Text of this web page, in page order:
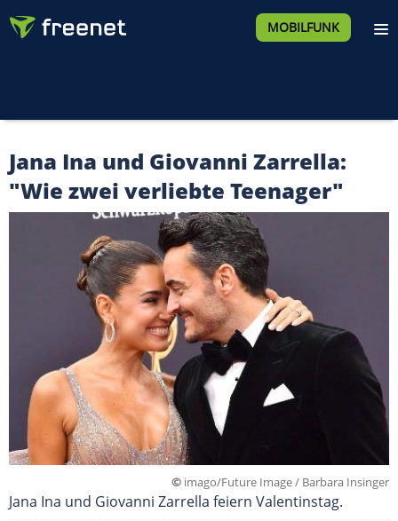
MOBILFUNK
Jana Ina und Giovanni Zarrella:
"Wie zwei verliebte Teenager"
© imago/Future Image / Barbara Insinger
Jana Ina und Giovanni Zarrella feiern Valentinstag.